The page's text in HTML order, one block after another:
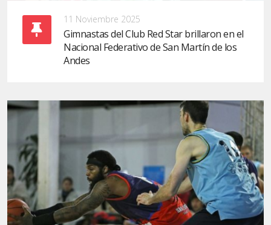
11 Noviembre 2025
Gimnastas del Club Red Star brillaron en el
Nacional Federativo de San Martín de los
Andes